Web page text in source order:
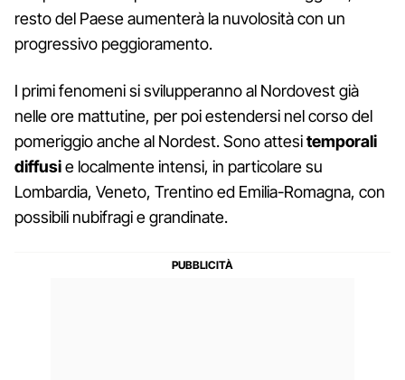
resto del Paese aumenterà la nuvolosità con un
progressivo peggioramento.
I primi fenomeni si svilupperanno al Nordovest già
nelle ore mattutine, per poi estendersi nel corso del
pomeriggio anche al Nordest. Sono attesitemporali
diffusie localmente intensi, in particolare su
Lombardia, Veneto, Trentino ed Emilia-Romagna, con
possibili nubifragi e grandinate.